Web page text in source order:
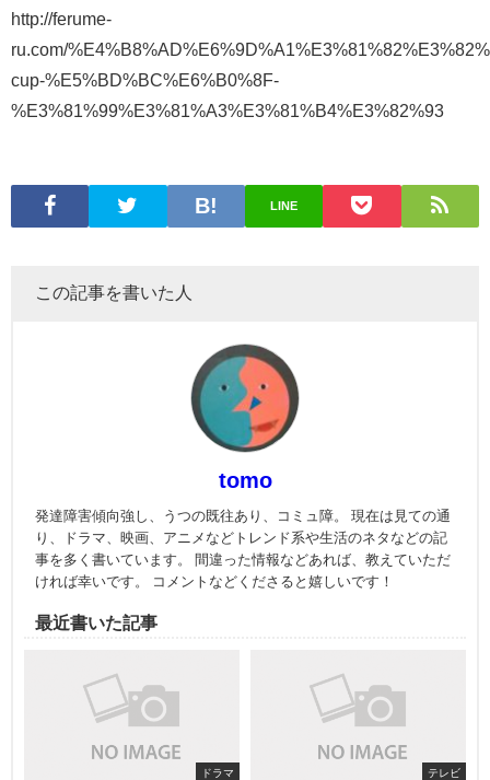
http://ferume-
ru.com/
cup-%E5%BD%BC%E6%B0%8F-
%E3%81%99%E3%81%A3%E3%81%B4%E3%82%93
LINE
この記事を書いた人
tomo
発達障害傾向強し、うつの既往あり、コミュ障。 現在は見ての通
り、ドラマ、映画、アニメなどトレンド系や生活のネタなどの記
事を多く書いています。 間違った情報などあれば、教えていただ
ければ幸いです。 コメントなどくださると嬉しいです！
最近書いた記事
ドラマ テレビ